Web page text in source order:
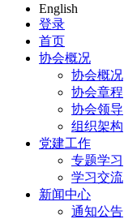
English
登录
首页
协会概况
协会概况
协会章程
协会领导
组织架构
党建工作
专题学习
学习交流
新闻中心
通知公告